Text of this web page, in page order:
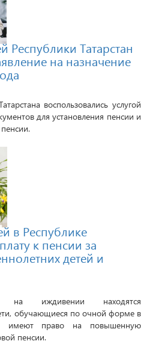
Республики Татарстан
на назначение
воспользовались услугой
для установления пенсии и
в Республике
к пенсии за
детей и
иждивении находятся
обучающиеся по очной форме в
имеют право на повышенную
пенсии.